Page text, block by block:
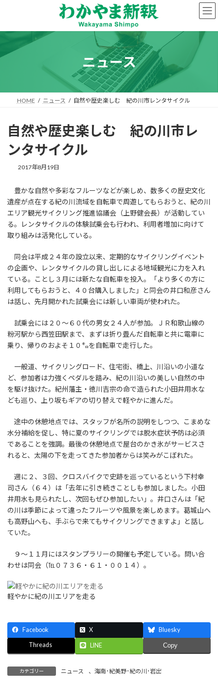
ン
へ
プ
ー
ョ
動
ニュース
HOME ニュース 自然や歴史楽しむ 紀の川市レンタサイクル
自然や歴史楽しむ 紀の川市レ
ンタサイクル
2017年8月19日
豊かな自然や多彩なフルーツなどが楽しめ、数多くの歴史文化
遺産が点在する紀の川流域を自転車で周遊してもらおうと、紀の川
エリア観光サイクリング推進協議会（上野健会長）が活動してい
る。レンタサイクルの体験試乗会も行われ、利用者増加に向けて
取り組みは活発化している。
同会は平成２４年の設立以来、定期的なサイクリングイベント
の企画や、レンタサイクルの貸し出しによる地域観光に力を入れ
ている。ことし３月には新たな自転車を投入。「より多くの方に
利用してもらおうと、４０台購入しました」と同会の井口和彦さん
は話し、先月開かれた試乗会には新しい車両が使われた。
試乗会には２０～６０代の男女２４人が参加。ＪＲ和歌山線の
粉河駅から西笠田駅まで、まずは折り畳んだ自転車と共に電車に
乗り、帰りのおよそ１０㌔を自転車で走行した。
一般道、サイクリングロード、住宅街、橋上、川沿いの小道な
ど、参加者は力強くペダルを踏み、紀の川沿いの美しい自然の中
を駆け抜けた。紀州藩主・徳川吉宗の命で造られた小田井用水な
ども巡り、上り坂もギアの切り替えで軽やかに進んだ。
途中の休憩地点では、スタッフが名所の説明をしつつ、こまめな
水分補給を促し、特に夏のサイクリングでは脱水症状予防は必須
であることを強調。最後の休憩地点で屋台のかき氷がサービスさ
れると、太陽の下を走ってきた参加者からは笑みがこぼれた。
週に２、３回、クロスバイクで史跡を巡っているという下村幸
司さん（６４）は「去年に引き続きことしも参加しました。小田
井用水も見られたし、次回もぜひ参加したい」。井口さんは「紀
の川は季節によって違ったフルーツや風景を楽しめます。葛城山へ
も高野山へも、手ぶらで来てもサイクリングできますよ」と話し
ていた。
９～１１月にはスタンプラリーの開催も予定している。問い合
わせは同会（℡０７３６・６１・００１４）。
軽やかに紀の川エリアを走る
Facebook X Bluesky
Threads LINE Copy
カテゴリー ニュース 、 海南･紀美野･紀の川･岩出